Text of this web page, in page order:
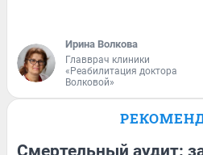
Ирина Волкова
Главврач клиники
«Реабилитация доктора
Волковой»
Смертельный аудит: